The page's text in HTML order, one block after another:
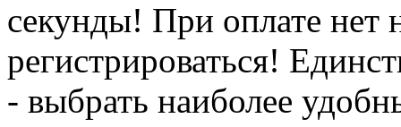
секунды! При оплате нет
регистрироваться!
- выбрать наиболее